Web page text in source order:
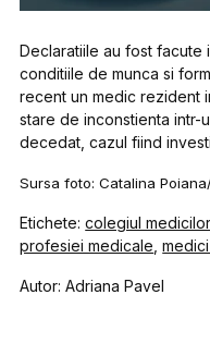
Declaratiile au fost
conditiile de munca si
recent un medic rezident
stare de inconstienta intr-
decedat, cazul fiind
Sursa foto: Catalina
Etichete:colegiul
profesiei medicale ,
Autor: Adriana Pavel